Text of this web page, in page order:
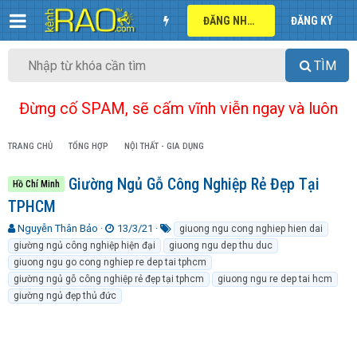
ĐĂNG NHẬP ĐĂNG KÝ
TÌM
Đừng cố SPAM, sẽ cấm vĩnh viễn ngay và luôn
TRANG CHỦ TỔNG HỢP NỘI THẤT - GIA DỤNG
Hồ Chí Minh
Giường Ngủ Gỗ Công Nghiệp Rẻ Đẹp Tại
TPHCM
T
h
r
e
a
d
Nguyễn Thân Bảo
N
g
à
y
g
ử
13/3/21
ừ
k
h
ó
giuong ngu cong nghiep hien dai
giường ngủ công nghiệp hiện đại
giuong ngu dep thu duc
giuong ngu go cong nghiep re dep tai tphcm
giường ngủ gỗ công nghiệp rẻ đẹp tại tphcm
giuong ngu re dep tai hcm
giường ngủ đẹp thủ đức